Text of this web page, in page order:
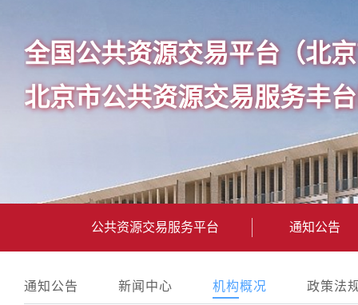
全国公共资源交易平台（北
北京市公共资源交易服务丰
公共资源交易服务平台 通知公告
通知公告 新闻中心 机构概况 政策法